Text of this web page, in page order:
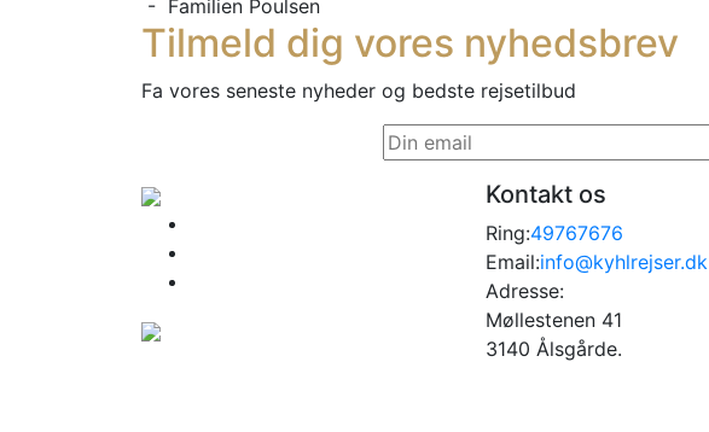
- Familien Poulsen
Tilmeld dig vores nyhedsbrev
Fa vores seneste nyheder og bedste rejsetilbud
Kontakt os
Ring:49767676
Email:info@kyhlrejser.dk
Adresse:
Møllestenen 41
3140 Ålsgårde.